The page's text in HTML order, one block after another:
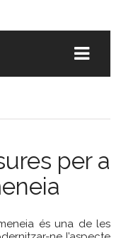
per a
és una de les